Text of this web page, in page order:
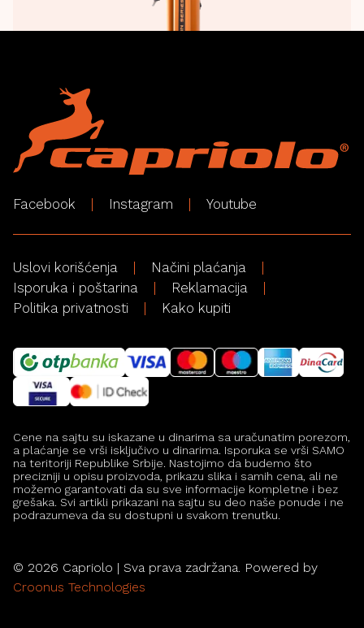
Facebook Instagram Youtube
Uslovi korišćenja
Načini plaćanja
Isporuka i poštarina
Reklamacija
Politika privatnosti
Kako kupiti
Cene na sajtu su iskazane u dinarima sa uračunatim porezom,
a plaćanje se vrši isključivo u dinarima. Isporuka se vrši SAMO
na teritoriji Republike Srbije. Nastojimo da budemo što
precizniji u opisu proizvoda, prikazu slika i samih cena, ali ne
možemo garantovati da su sve informacije kompletne i bez
grešaka. Svi artikli prikazani na sajtu su deo naše ponude i ne
podrazumeva da su dostupni u svakom trenutku.
© 2026 Capriolo | Sva prava zadržana. Powered by
Croonus Technologies